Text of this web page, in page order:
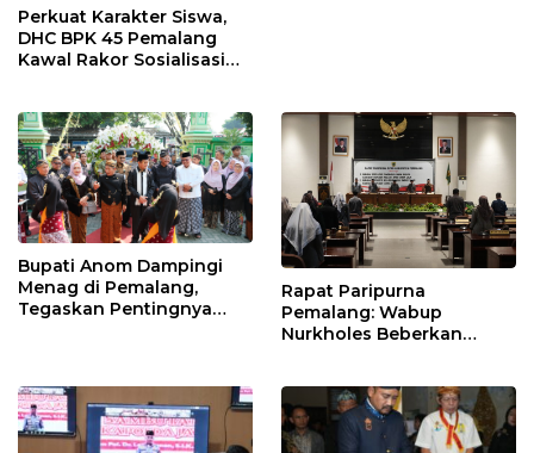
Perkuat Karakter Siswa,
DHC BPK 45 Pemalang
Kawal Rakor Sosialisasi
Bupati Anom Dampingi
Menag di Pemalang,
Tegaskan Pentingnya
Rapat Paripurna
Pemalang: Wabup
Nurkholes Beberkan